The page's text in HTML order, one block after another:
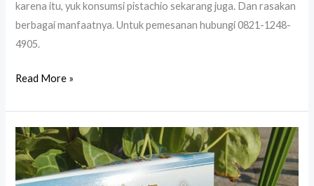
karena itu, yuk konsumsi pistachio sekarang juga. Dan rasakan
berbagai manfaatnya. Untuk pemesanan hubungi 0821-1248-
4905.
Read More »
Paket
Oleh
Oleh